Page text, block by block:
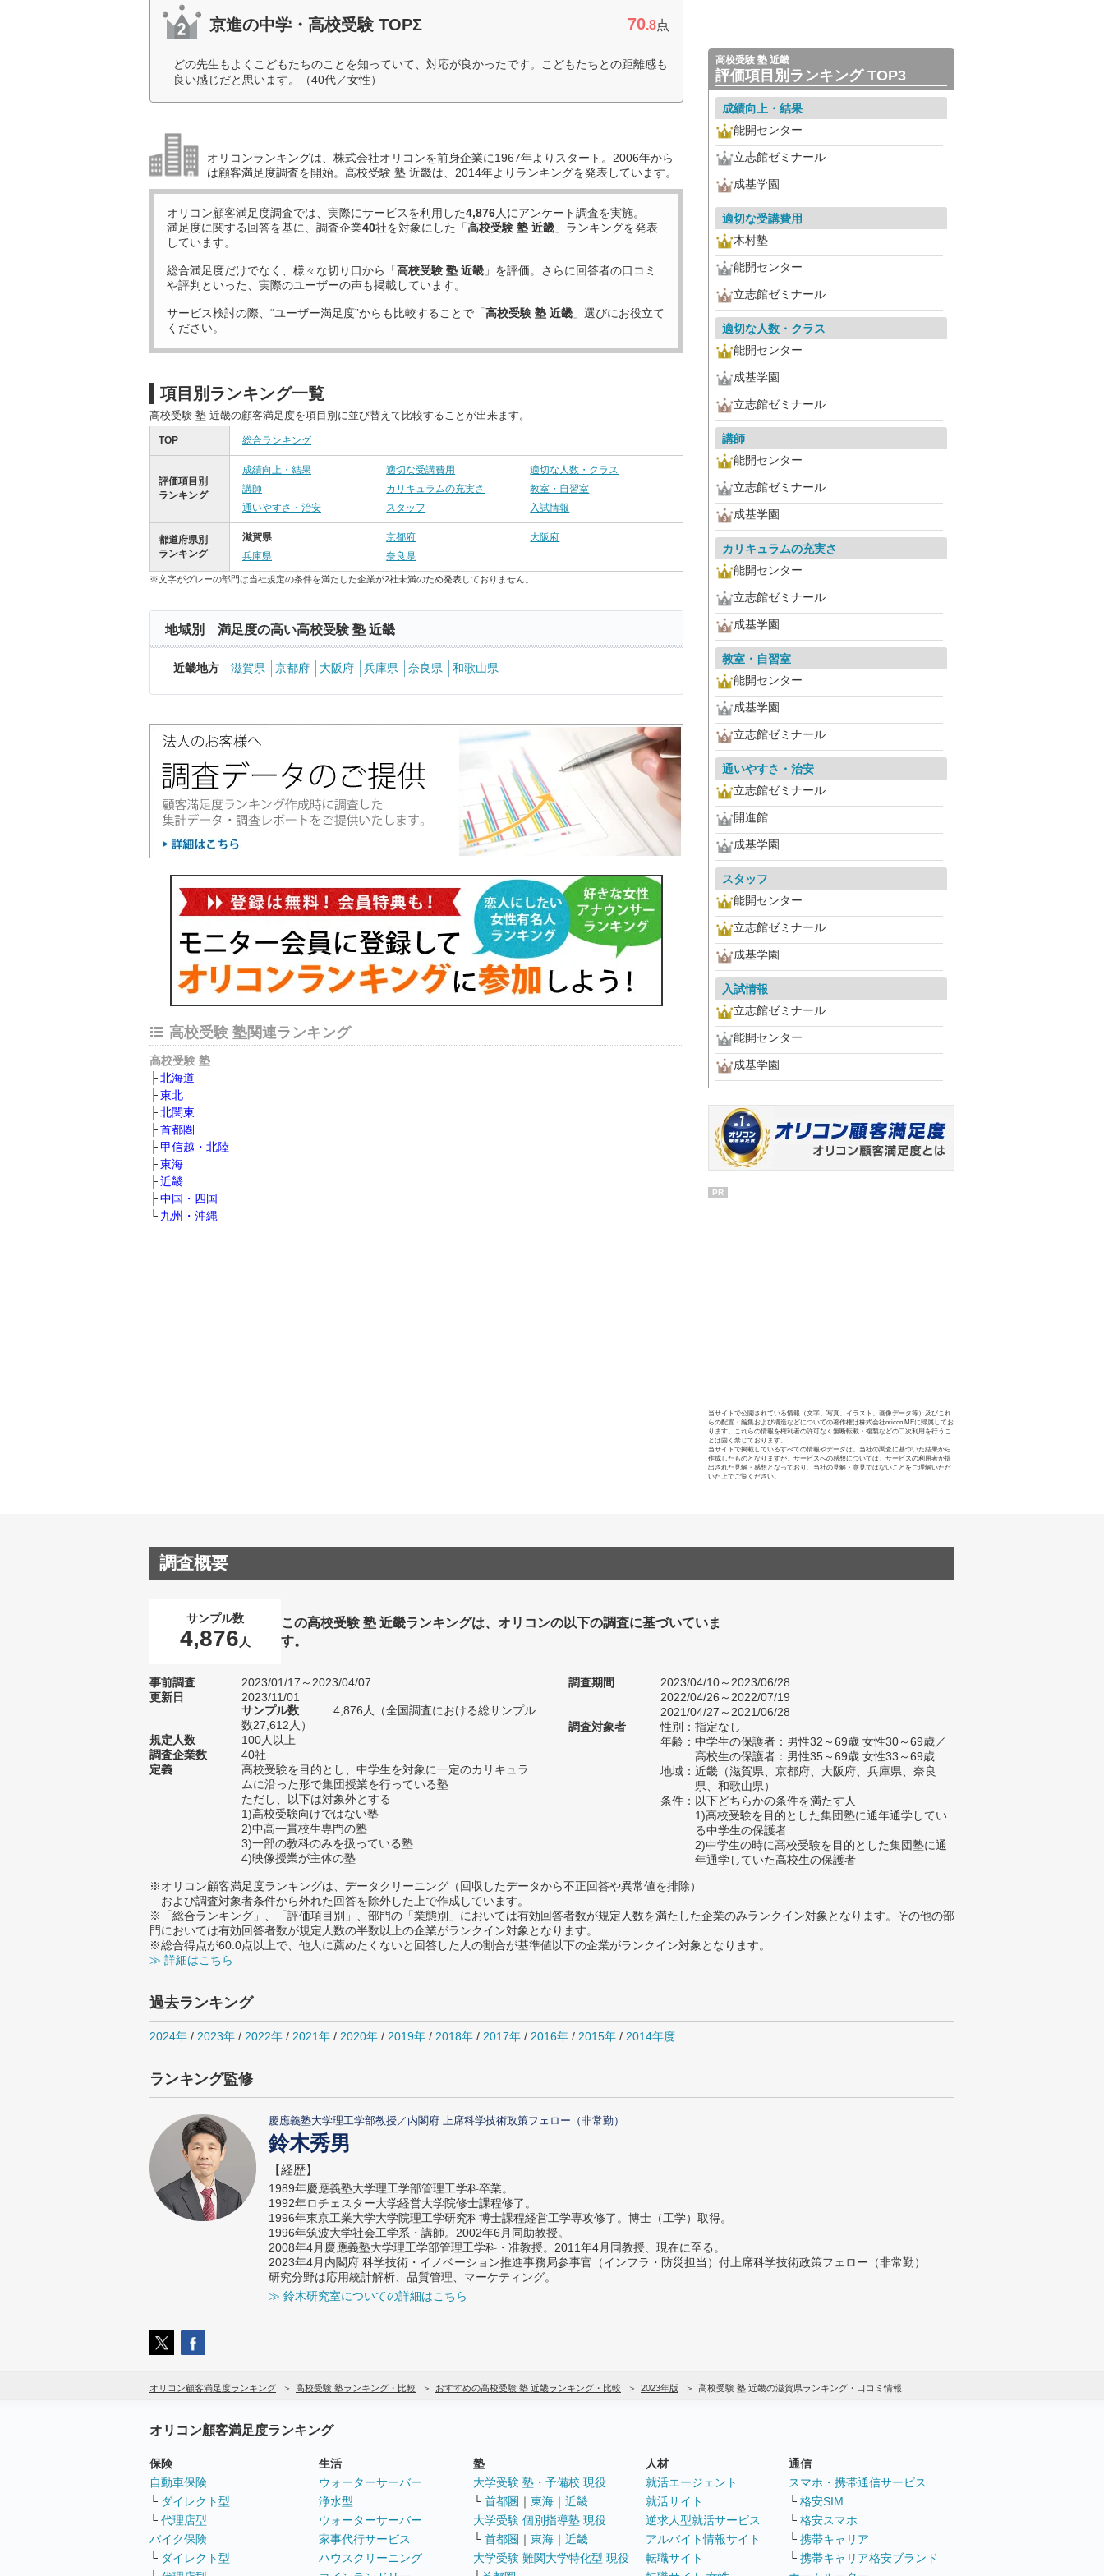
京進の中学・高校受験 TOPΣ 70.8点
どの先生もよくこどもたちのことを知っていて、対応が良かったです。こどもたちとの距離感も
良い感じだと思います。（40代／女性）
オリコンランキングは、株式会社オリコンを前身企業に1967年よりスタート。2006年から
は顧客満足度調査を開始。高校受験 塾 近畿は、2014年よりランキングを発表しています。
オリコン顧客満足度調査では、実際にサービスを利用した4,876人にアンケート調査を実施。
満足度に関する回答を基に、調査企業40社を対象にした「高校受験 塾 近畿 」ランキングを発表
しています。
総合満足度だけでなく、様々な切り口から「高校受験 塾 近畿 」を評価。さらに回答者の口コミ
や評判といった、実際のユーザーの声も掲載しています。
サービス検討の際、“ユーザー満足度”からも比較することで「高校受験 塾 近畿 」選びにお役立て
ください。
項目別ランキング一覧
高校受験 塾 近畿の顧客満足度を項目別に並び替えて比較することが出来ます。
TOP 総合ランキング
評価項目別
ランキング
成績向上・結果 適切な受講費用
適切な人数・クラス
講師
カリキュラムの充実さ
教室・自習室
通いやすさ・治安
スタッフ 入試情報
都道府県別
ランキング
滋賀県 京都府
大阪府
兵庫県
奈良県
※文字がグレーの部門は当社規定の条件を満たした企業が2社未満のため発表しておりません。
地域別 満足度の高い高校受験 塾 近畿
近畿地方 滋賀県 京都府 大阪府 兵庫県 奈良県 和歌山県
高校受験 塾関連ランキング
高校受験 塾
北海道
東北
北関東
首都圏
甲信越・北陸
東海
近畿
中国・四国
九州・沖縄
高校受験 塾 近畿
評価項目別ランキング TOP3
成績向上・結果
能開センター
立志館ゼミナール
成基学園
適切な受講費用
木村塾
能開センター
立志館ゼミナール
適切な人数・クラス
能開センター
成基学園
立志館ゼミナール
講師
能開センター
立志館ゼミナール
成基学園
カリキュラムの充実さ
能開センター
立志館ゼミナール
成基学園
教室・自習室
能開センター
成基学園
立志館ゼミナール
通いやすさ・治安
立志館ゼミナール
開進館
成基学園
スタッフ
能開センター
立志館ゼミナール
成基学園
入試情報
立志館ゼミナール
能開センター
成基学園
PR
当サイトで公開されている情報（文字、写真、イラスト、画像データ等）及びこれ
らの配置・編集および構造などについての著作権は株式会社oricon MEに帰属してお
ります。これらの情報を権利者の許可なく無断転載・複製などの二次利用を行うこ
とは固く禁じております。
当サイトで掲載しているすべての情報やデータは、当社の調査に基づいた結果から
作成したものとなりますが、サービスへの感想については、サービスの利用者が提
出された見解・感想となっており、当社の見解・意見ではないことをご理解いただ
いた上でご覧ください。
調査概要
サンプル数
4,876 人
この高校受験 塾 近畿ランキングは、オリコンの以下の調査に基づいていま
す。
事前調査
2023/01/17～2023/04/07
更新日
2023/11/01
サンプル数
4,876人（全国調査における総サンプル
数27,612人）
規定人数
100人以上
調査企業数
40社
定義
高校受験を目的とし、中学生を対象に一定のカリキュラ
ムに沿った形で集団授業を行っている塾
ただし、以下は対象外とする
1)高校受験向けではない塾
2)中高一貫校生専門の塾
3)一部の教科のみを扱っている塾
4)映像授業が主体の塾
調査期間
2023/04/10～2023/06/28
2022/04/26～2022/07/19
2021/04/27～2021/06/28
調査対象者
性別：指定なし
年齢：中学生の保護者：男性32～69歳 女性30～69歳／
高校生の保護者：男性35～69歳 女性33～69歳
地域：近畿（滋賀県、京都府、大阪府、兵庫県、奈良
県、和歌山県）
条件：以下どちらかの条件を満たす人
1)高校受験を目的とした集団塾に通年通学してい
る中学生の保護者
2)中学生の時に高校受験を目的とした集団塾に通
年通学していた高校生の保護者
※オリコン顧客満足度ランキングは、データクリーニング（回収したデータから不正回答や異常値を排除）
および調査対象者条件から外れた回答を除外した上で作成しています。
※「総合ランキング」、「評価項目別」、部門の「業態別」においては有効回答者数が規定人数を満たした企業のみランクイン対象となります。その他の部
門においては有効回答者数が規定人数の半数以上の企業がランクイン対象となります。
※総合得点が60.0点以上で、他人に薦めたくないと回答した人の割合が基準値以下の企業がランクイン対象となります。
≫ 詳細はこちら
過去ランキング
2024年 / 2023年 / 2022年 / 2021年 / 2020年 / 2019年 / 2018年 / 2017年 / 2016年 / 2015年 / 2014年度
ランキング監修
慶應義塾大学理工学部教授／内閣府 上席科学技術政策フェロー（非常勤）
鈴木秀男
【経歴】
1989年慶應義塾大学理工学部管理工学科卒業。
1992年ロチェスター大学経営大学院修士課程修了。
1996年東京工業大学大学院理工学研究科博士課程経営工学専攻修了。博士（工学）取得。
1996年筑波大学社会工学系・講師。2002年6月同助教授。
2008年4月慶應義塾大学理工学部管理工学科・准教授。2011年4月同教授、現在に至る。
2023年4月内閣府 科学技術・イノベーション推進事務局参事官（インフラ・防災担当）付上席科学技術政策フェロー（非常勤）
研究分野は応用統計解析、品質管理、マーケティング。
≫ 鈴木研究室についての詳細はこちら
オリコン顧客満足度ランキング 高校受験 塾ランキング・比較 おすすめの高校受験 塾 近畿ランキング・比較 2023年版 高校受験 塾 近畿の滋賀県ランキング・口コミ情報
オリコン顧客満足度ランキング
保険
自動車保険
└ ダイレクト型
└ 代理店型
バイク保険
└ ダイレクト型
生活
ウォーターサーバー
浄水型
ウォーターサーバー
家事代行サービス
ハウスクリーニング
塾
大学受験 塾・予備校 現役
└ 首都圏 ｜ 東海 ｜ 近畿
大学受験 個別指導塾 現役
└ 首都圏 ｜ 東海 ｜ 近畿
大学受験 難関大学特化型 現役
人材
就活エージェント
就活サイト
逆求人型就活サービス
アルバイト情報サイト
転職サイト
通信
スマホ・携帯通信サービス
└ 格安SIM
└ 格安スマホ
└ 携帯キャリア
└ 携帯キャリア格安ブランド